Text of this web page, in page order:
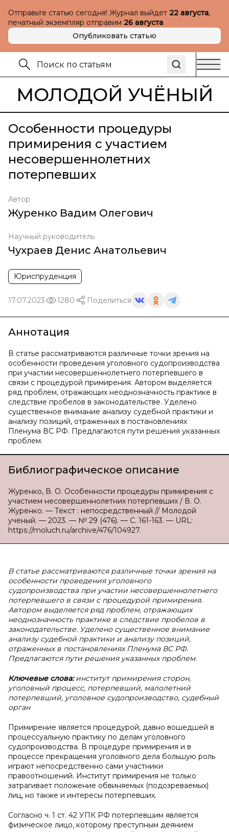
Отправьте статью сегодня! Журнал выйдет 22 августа,
печатный экземпляр отправим 26 августа
Опубликовать статью
МОЛОДОЙ УЧЁНЫЙ
Особенности процедуры
примирения с участием
несовершеннолетних
потерпевших
Автор
Журенко Вадим Олегович
Научный руководитель
Чухраев Денис Анатольевич
Юриспруденция
17.07.2023 1280 Поделиться
Аннотация
В статье рассматриваются различные точки зрения на
особенности проведения уголовного судопроизводства
при участии несовершеннолетнего потерпевшего в
связи с процедурой примирения. Автором выделяется
ряд проблем, отражающих неоднозначность практике в
следствие пробелов в законодательстве. Уделено
существенное внимание анализу судебной практики и
анализу позиций, отраженных в постановлениях
Пленума ВС РФ. Предлагаются пути решения указанных
проблем.
Библиографическое описание
Журенко, В. О. Особенности процедуры примирения с
участием несовершеннолетних потерпевших / В. О.
Журенко. — Текст : непосредственный // Молодой
ученый. — 2023. — № 29 (476). — С. 161-163. — URL:
https://moluch.ru/archive/476/104927.
В статье рассматриваются различные точки зрения на
особенности проведения уголовного
судопроизводства при участии несовершеннолетнего
потерпевшего в связи с процедурой примирения.
Автором выделяется ряд проблем, отражающих
неоднозначность практике в следствие пробелов в
законодательстве. Уделено существенное внимание
анализу судебной практики и анализу позиций,
отраженных в постановлениях Пленума ВС РФ.
Предлагаются пути решения указанных проблем.
Ключевые слова:институт примирения сторон,
уголовный процесс, потерпевший, малолетний
потерпевший, уголовное судопроизводство, судебный
орган
Примирение является процедурой, давно вошедшей в
процессуальную практику по делам уголовного
судопроизводства. В процедуре примирения и в
процессе прекращения уголовного дела большую роль
играют непосредственно сами участники
правоотношений. Институт примирения не только
затрагивает положение обвиняемых (подозреваемых)
лиц, но также и интересы потерпевших.
Согласно ч. 1 ст. 42 УПК РФ потерпевшим является
физическое лицо, которому преступным деянием